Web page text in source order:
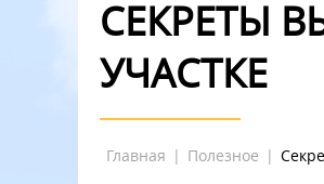
СЕКРЕТЫ
УЧАСТКЕ
Главная | Полезное |